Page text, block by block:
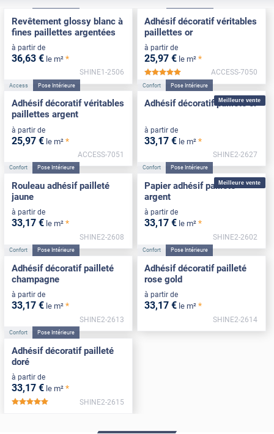
Revêtement glossy blanc à
fines paillettes argentées
à partir de
36,63 € le m² *
SHINE1-2506
Adhésif décoratif véritables
paillettes or
à partir de
25,97 € le m² *
ACCESS-7050
Access Pose Intérieure
Adhésif décoratif véritables
paillettes argent
à partir de
25,97 € le m² *
ACCESS-7051
Meilleure vente
Confort Pose Intérieure
Adhésif décoratif pailleté or
à partir de
33,17 € le m² *
SHINE2-2627
Confort Pose Intérieure
Rouleau adhésif pailleté
jaune
à partir de
33,17 € le m² *
SHINE2-2608
Meilleure vente
Confort Pose Intérieure
Papier adhésif pailleté
argent
à partir de
33,17 € le m² *
SHINE2-2602
Confort Pose Intérieure
Adhésif décoratif pailleté
champagne
à partir de
33,17 € le m² *
SHINE2-2613
Confort Pose Intérieure
Adhésif décoratif pailleté
rose gold
à partir de
33,17 € le m² *
SHINE2-2614
Confort Pose Intérieure
Adhésif décoratif pailleté
doré
à partir de
33,17 € le m² *
*****
SHINE2-2615